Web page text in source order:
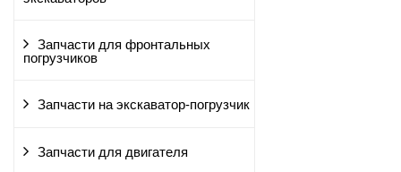
Запчасти для фронтальных
погрузчиков
Запчасти на экскаватор-погрузчик
Запчасти для двигателя